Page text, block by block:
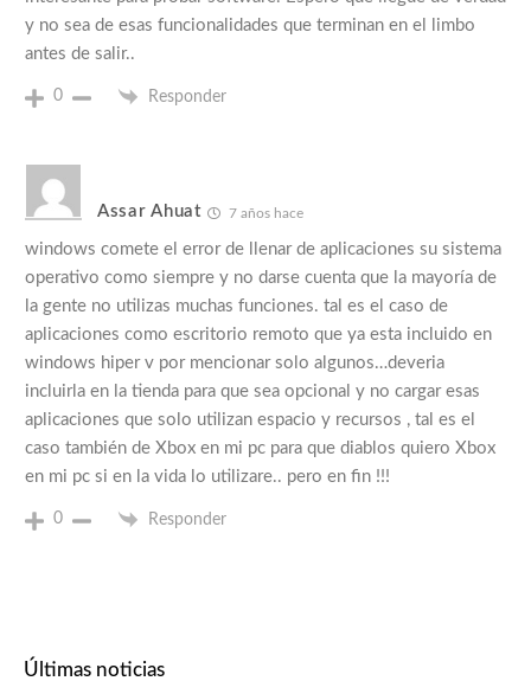
y no sea de esas funcionalidades que terminan en el limbo
antes de salir..
0 Responder
Assar Ahuat 7 años hace
windows comete el error de llenar de aplicaciones su sistema
operativo como siempre y no darse cuenta que la mayoría de
la gente no utilizas muchas funciones. tal es el caso de
aplicaciones como escritorio remoto que ya esta incluido en
windows hiper v por mencionar solo algunos…deveria
incluirla en la tienda para que sea opcional y no cargar esas
aplicaciones que solo utilizan espacio y recursos , tal es el
caso también de Xbox en mi pc para que diablos quiero Xbox
en mi pc si en la vida lo utilizare.. pero en fin !!!
0 Responder
Últimas noticias